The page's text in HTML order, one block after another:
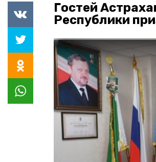
Гостей
Республики